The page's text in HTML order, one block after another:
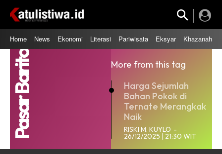
Home News Ekonomi Literasi Pariwisata Eksyar Khazanah
Pasar Barito
More from this tag
Harga Sejumlah
Bahan Pokok di
Ternate Merangkak
Naik
RISKI M. KUYLO -
26/12/2025 | 21:30 WIT